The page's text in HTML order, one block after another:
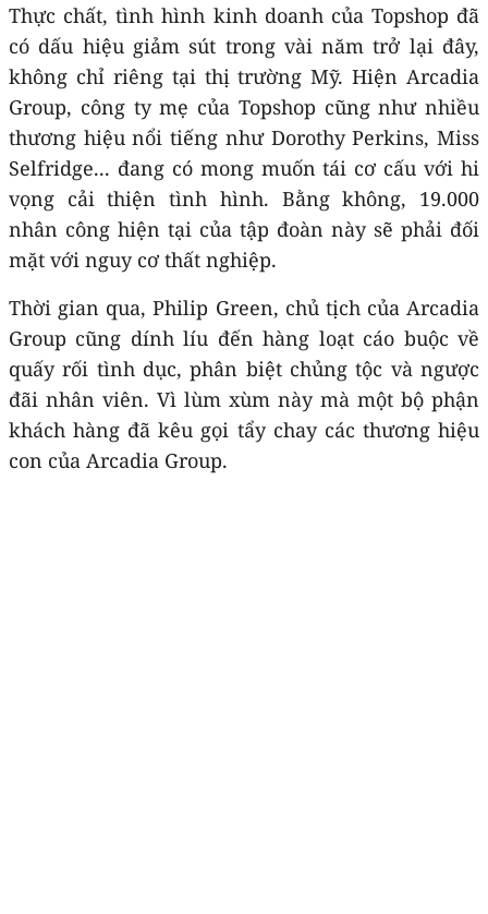
Thực chất, tình hình kinh doanh của Topshop đã
có dấu hiệu giảm sút trong vài năm trở lại đây,
không chỉ riêng tại thị trường Mỹ. Hiện Arcadia
Group, công ty mẹ của Topshop cũng như nhiều
thương hiệu nổi tiếng như Dorothy Perkins, Miss
Selfridge... đang có mong muốn tái cơ cấu với hi
vọng cải thiện tình hình. Bằng không, 19.000
nhân công hiện tại của tập đoàn này sẽ phải đối
mặt với nguy cơ thất nghiệp.
Thời gian qua, Philip Green, chủ tịch của Arcadia
Group cũng dính líu đến hàng loạt cáo buộc về
quấy rối tình dục, phân biệt chủng tộc và ngược
đãi nhân viên. Vì lùm xùm này mà một bộ phận
khách hàng đã kêu gọi tẩy chay các thương hiệu
con của Arcadia Group.